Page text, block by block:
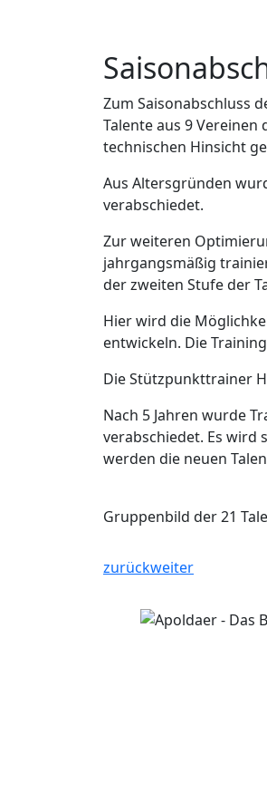
Zum Saisonabschluss
Talente aus 9
technischen Hinsicht
Aus Altersgründen
verabschiedet.
Zur weiteren
jahrgangsmäßig
der zweiten Stufe der
Hier wird die
entwickeln. Die
Die Stützpunkttrainer
Nach 5 Jahren wurde
verabschiedet. Es wird
werden die neuen
Gruppenbild der 21
zurückweiter